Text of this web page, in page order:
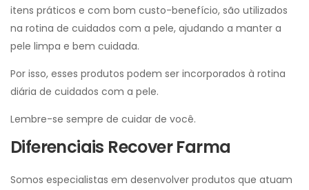
itens práticos e com bom custo-benefício, são utilizados
na rotina de cuidados com a pele, ajudando a manter a
pele limpa e bem cuidada.
Por isso, esses produtos podem ser incorporados à rotina
diária de cuidados com a pele.
Lembre-se sempre de cuidar de você.
Diferenciais Recover Farma
Somos especialistas em desenvolver produtos que atuam